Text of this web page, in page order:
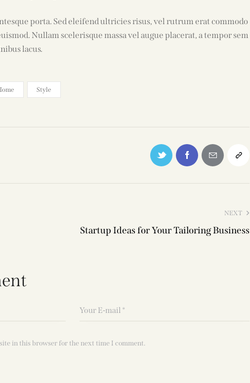
porta. Sed eleifend ultricies risus, vel rutrum erat commodo
Nullam scelerisque massa vel augue placerat, a tempor sem
lacus.
Style
NEXT
Startup Ideas for Your Tailoring Business
in this browser for the next time I comment.